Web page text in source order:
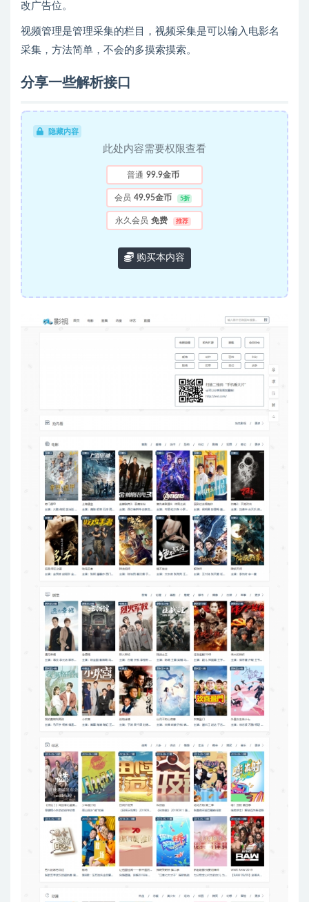
改广告位。
视频管理是管理采集的栏目，视频采集是可以输入电影名
采集，方法简单，不会的多摸索摸索。
分享一些解析接口
隐藏内容
此处内容需要权限查看
普通 99.9金币
会员 49.95金币 5折
永久会员 免费 推荐
购买本内容